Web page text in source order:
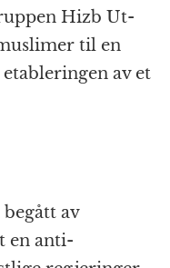
Hizb Ut-
til en
av et
av
en anti-